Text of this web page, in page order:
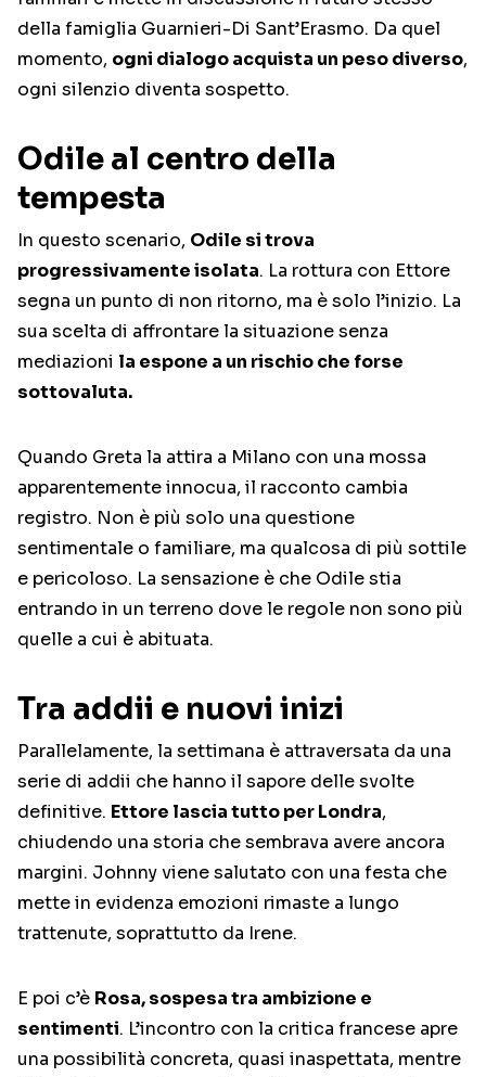
della famiglia Guarnieri-Di Sant’Erasmo. Da quel
momento, ogni dialogo acquista un peso diverso,
ogni silenzio diventa sospetto.
Odile al centro della
tempesta
In questo scenario, Odile si trova
progressivamente isolata. La rottura con Ettore
segna un punto di non ritorno, ma è solo l’inizio. La
sua scelta di affrontare la situazione senza
mediazioni la espone a un rischio che forse
sottovaluta.
Quando Greta la attira a Milano con una mossa
apparentemente innocua, il racconto cambia
registro. Non è più solo una questione
sentimentale o familiare, ma qualcosa di più sottile
e pericoloso. La sensazione è che Odile stia
entrando in un terreno dove le regole non sono più
quelle a cui è abituata.
Tra addii e nuovi inizi
Parallelamente, la settimana è attraversata da una
serie di addii che hanno il sapore delle svolte
definitive. Ettore lascia tutto per Londra,
chiudendo una storia che sembrava avere ancora
margini. Johnny viene salutato con una festa che
mette in evidenza emozioni rimaste a lungo
trattenute, soprattutto da Irene.
E poi c’è Rosa, sospesa tra ambizione e
sentimenti. L’incontro con la critica francese apre
una possibilità concreta, quasi inaspettata, mentre